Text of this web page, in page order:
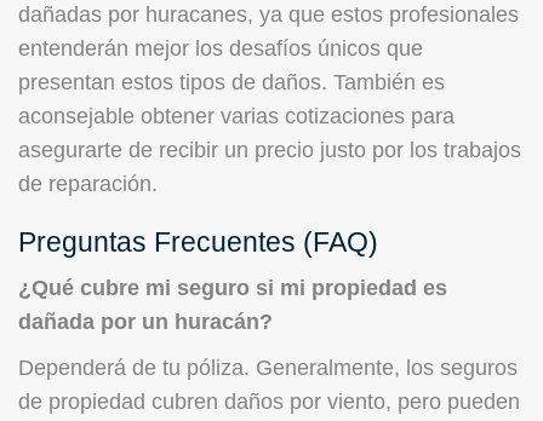
dañadas por huracanes, ya que estos profesionales
entenderán mejor los desafíos únicos que
presentan estos tipos de daños. También es
aconsejable obtener varias cotizaciones para
asegurarte de recibir un precio justo por los trabajos
de reparación.
Preguntas Frecuentes (FAQ)
¿Qué cubre mi seguro si mi propiedad es
dañada por un huracán?
Dependerá de tu póliza. Generalmente, los seguros
de propiedad cubren daños por viento, pero pueden